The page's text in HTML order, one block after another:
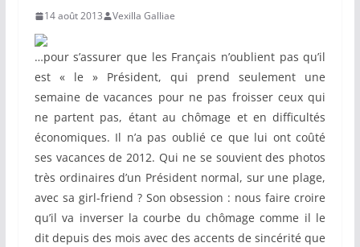
14 août 2013 Vexilla Galliae
…pour s’assurer que les Français n’oublient pas qu’il
est « le » Président, qui prend seulement une
semaine de vacances pour ne pas froisser ceux qui
ne partent pas, étant au chômage et en difficultés
économiques. Il n’a pas oublié ce que lui ont coûté
ses vacances de 2012. Qui ne se souvient des photos
très ordinaires d’un Président normal, sur une plage,
avec sa girl-friend ? Son obsession : nous faire croire
qu’il va inverser la courbe du chômage comme il le
dit depuis des mois avec des accents de sincérité que